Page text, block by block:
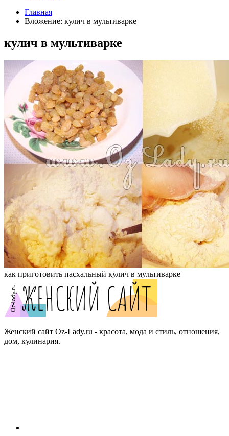
Главная
Вложение: кулич в мультиварке
кулич в мультиварке
как приготовить пасхальный кулич в мультиварке
Женский сайт Oz-Lady.ru - красота, мода и стиль, отношения,
дом, кулинария.